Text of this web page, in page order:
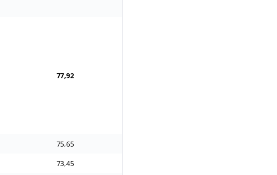
77,92
75,65
73,45